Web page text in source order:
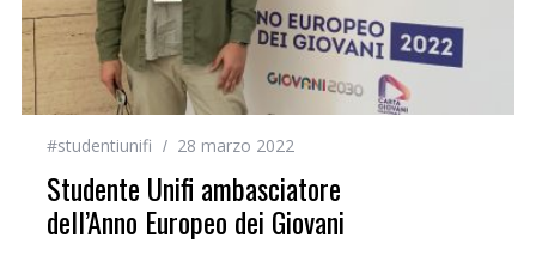
#studentiunifi 28 marzo 2022
Studente Unifi ambasciatore
dell’Anno Europeo dei Giovani